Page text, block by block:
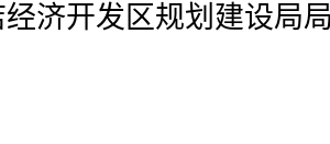
经济开发区规划建设局